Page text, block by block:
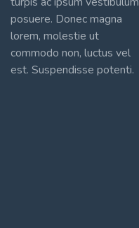
posuere. Donec magna
lorem, molestie ut
commodo non, luctus vel
est. Suspendisse potenti.